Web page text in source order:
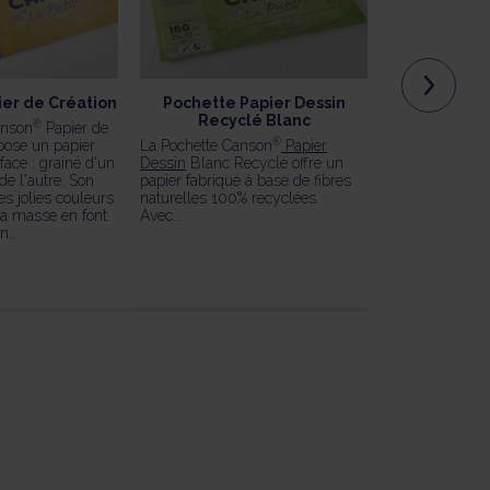
de Création
®
Papier de
un papier
: grainé d'un
l'autre. Son
jolies couleurs
masse en font
Pochette Papier Dessin
Recyclé Blanc
La Pochette Canson ®
Papier
Dessin Blanc Recyclé offre un
papier fabriqué à base de fibres
naturelles 100% recyclées.
Avec...
Pochette